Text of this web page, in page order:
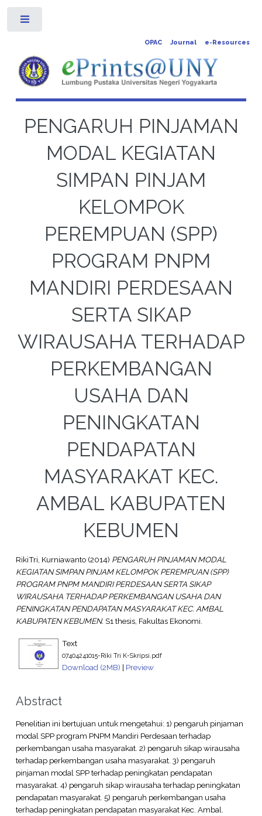
OPAC Journal e-Resources
PENGARUH PINJAMAN
MODAL KEGIATAN
SIMPAN PINJAM
KELOMPOK
PEREMPUAN (SPP)
PROGRAM PNPM
MANDIRI PERDESAAN
SERTA SIKAP
WIRAUSAHA TERHADAP
PERKEMBANGAN
USAHA DAN
PENINGKATAN
PENDAPATAN
MASYARAKAT KEC.
AMBAL KABUPATEN
KEBUMEN
RikiTri, Kurniawanto(2014) PENGARUH PINJAMAN MODAL
KEGIATAN SIMPAN PINJAM KELOMPOK PEREMPUAN (SPP)
PROGRAM PNPM MANDIRI PERDESAAN SERTA SIKAP
WIRAUSAHA TERHADAP PERKEMBANGAN USAHA DAN
PENINGKATAN PENDAPATAN MASYARAKAT KEC. AMBAL
KABUPATEN KEBUMEN. S1 thesis, Fakultas Ekonomi.
Text
07404241015-Riki Tri K-Skripsi.pdf
Download (2MB) | Preview
Abstract
Penelitian ini bertujuan untuk mengetahui: 1) pengaruh pinjaman
modal SPP program PNPM Mandiri Perdesaan terhadap
perkembangan usaha masyarakat. 2) pengaruh sikap wirausaha
terhadap perkembangan usaha masyarakat. 3) pengaruh
pinjaman modal SPP terhadap peningkatan pendapatan
masyarakat. 4) pengaruh sikap wirausaha terhadap peningkatan
pendapatan masyarakat. 5) pengaruh perkembangan usaha
terhadap peningkatan pendapatan masyarakat Kec. Ambal.